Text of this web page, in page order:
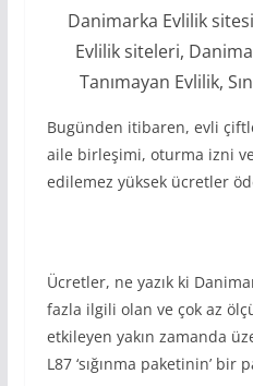
Danimarka Evlilik
Evlilik siteleri,
Tanımayan Evlilik,
Bugünden itibaren, evli
aile birleşimi, oturma izni
edilemez yüksek ücretler
Ücretler, ne yazık ki
fazla ilgili olan ve çok az
etkileyen yakın zamanda
L87 ‘sığınma paketinin’ bir